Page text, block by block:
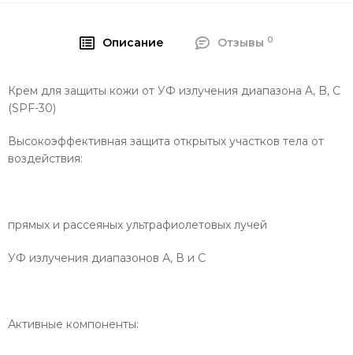
Описание Отзывы 0
Крем для защиты кожи от УФ излучения диапазона A, B, C
(SPF-30)
Высокоэффективная защита открытых участков тела от
воздействия:
прямых и рассеяных ультрафиолетовых лучей
УФ излучения диапазонов А, В и С
Активные компоненты: